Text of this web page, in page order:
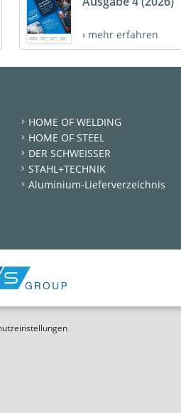
› mehr erfahren
HOME OF WELDING
HOME OF STEEL
DER SCHWEISSER
STAHL+TECHNIK
Aluminium-Lieferverzeichnis